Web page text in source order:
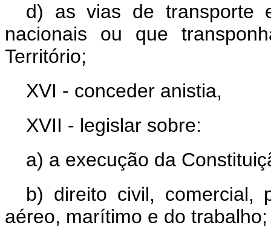
d) as vias de transporte
nacionais ou que
Território;
XVI - conceder anistia,
XVII - legislar sobre:
a) a execução da
b) direito civil, comercial,
aéreo, marítimo e do trabalho;